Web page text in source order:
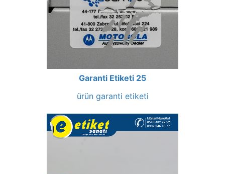
Garanti Etiketi 25
ürün garanti etiketi